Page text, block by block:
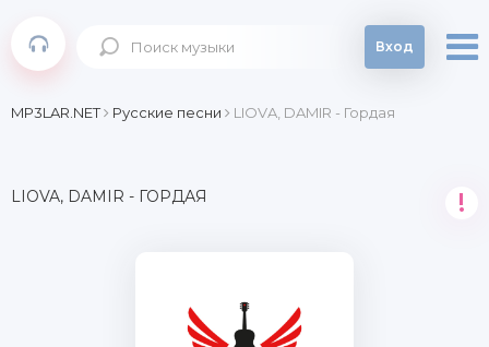
Вход
MP3LAR.NET Русские песни LIOVA, DAMIR - Гордая
LIOVA, DAMIR - ГОРДАЯ !